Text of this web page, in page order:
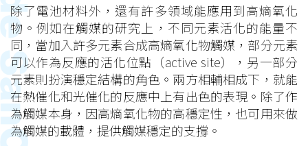
除了電池材料外，還有許多領域能應用到高熵氧化
物。例如在觸媒的研究上，不同元素活化的能量不
同，當加入許多元素合成高熵氧化物觸媒，部分元素
可以作為反應的活化位點（active site），另一部分
元素則扮演穩定結構的角色。兩方相輔相成下，就能
在熱催化和光催化的反應中上有出色的表現。除了作
為觸媒本身，因高熵氧化物的高穩定性，也可用來做
為觸媒的載體，提供觸媒穩定的支撐。